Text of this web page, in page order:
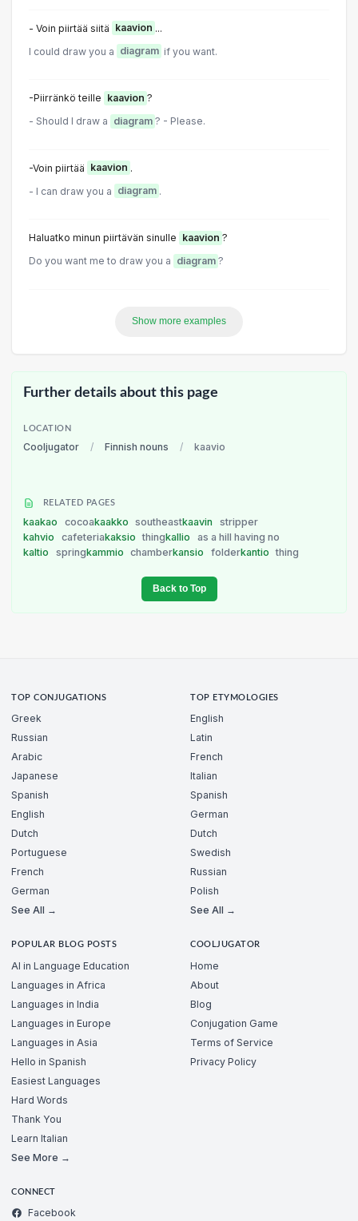
- Voin piirtää siitä kaavion ...
I could draw you a diagram if you want.
-Piirränkö teille kaavion ?
- Should I draw a diagram ? - Please.
-Voin piirtää kaavion .
- I can draw you a diagram .
Haluatko minun piirtävän sinulle kaavion ?
Do you want me to draw you a diagram ?
Show more examples
Further details about this page
LOCATION
Cooljugator / Finnish nouns / kaavio
RELATED PAGES
kaakao cocoakaakko southeastkaavin
stripper
kahvio
cafeteriakaksio thingkallio
as a hill having no
kaltio
springkammio chamberkansio folderkantio thing
Back to Top
TOP CONJUGATIONS
Greek
Russian
Arabic
Japanese
Spanish
English
Dutch
Portuguese
French
German
See All →
TOP ETYMOLOGIES
English
Latin
French
Italian
Spanish
German
Dutch
Swedish
Russian
Polish
See All →
POPULAR BLOG POSTS
AI in Language Education
Languages in Africa
Languages in India
Languages in Europe
Languages in Asia
Hello in Spanish
Easiest Languages
Hard Words
Thank You
Learn Italian
See More →
COOLJUGATOR
Home
About
Blog
Conjugation Game
Terms of Service
Privacy Policy
CONNECT
Facebook